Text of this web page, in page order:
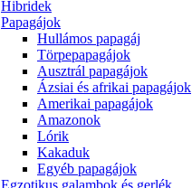
Hibridek
Papagájok
Hullámos papagáj
Törpepapagájok
Ausztrál papagájok
Ázsiai és afrikai papagájok
Amerikai papagájok
Amazonok
Lórik
Kakaduk
Egyéb papagájok